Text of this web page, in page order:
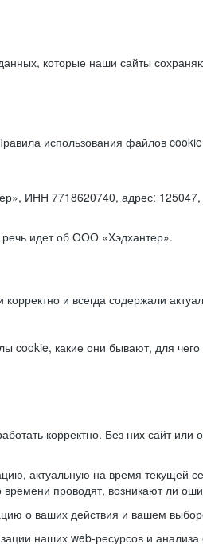
которые наши сайты
использования файлов
ИНН 7718620740, адрес: 125047,
идет об ООО «Хэдхантер».
и всегда содержали
какие они бывают, для чего
корректно. Без них сайт
актуальную на время текущей
проводят, возникают ли
о ваших действия и вашем
наших web-ресурсов и анализа